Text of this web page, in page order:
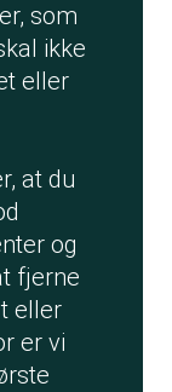
som
ikke
eller
at du
og
fjerne
eller
er vi